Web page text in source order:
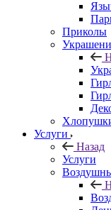
Приколы
Услуги
Назад
Услуги